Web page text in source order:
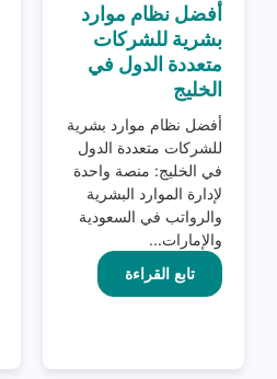
أفضل نظام موارد
بشرية للشركات
متعددة الدول في
الخليج
أفضل نظام موارد بشرية
للشركات متعددة الدول
في الخليج: منصة واحدة
لإدارة الموارد البشرية
والرواتب في السعودية
والإمارات...
تابع القراءة